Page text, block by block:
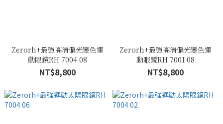
Zerorh+最強高清偏光變色運
動眼鏡RH 7004 08
NT$8,800
Zerorh+最強高清偏光變色運
動眼鏡RH 7001 08
NT$8,800